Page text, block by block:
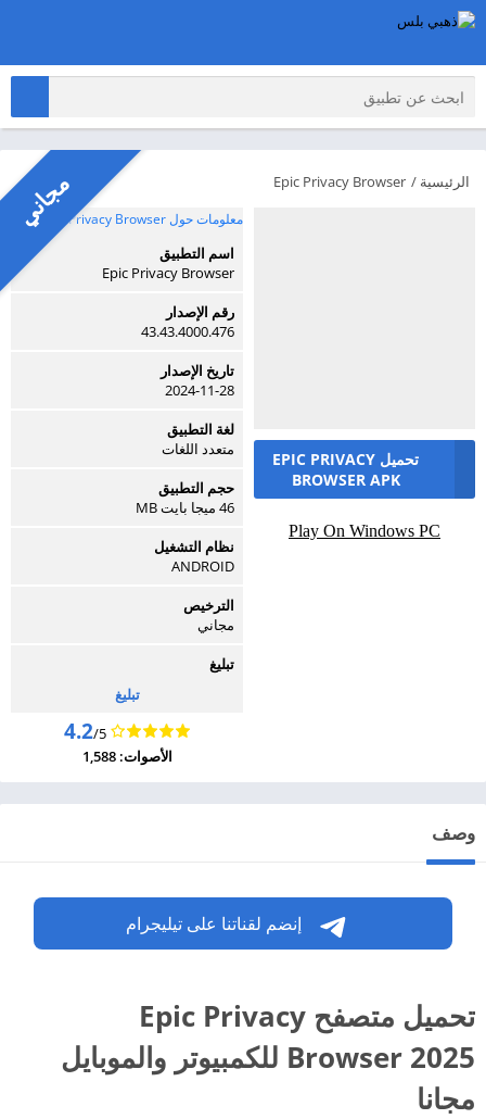
الرئيسية /
Epic Privacy Browser
تحميل EPIC PRIVACY
BROWSER APK
Play On Windows PC
معلومات حول Epic Privacy Browser
اسم التطبيق
Epic Privacy Browser
رقم الإصدار
43.43.4000.476
تاريخ الإصدار
2024-11-28
لغة التطبيق
متعدد اللغات
حجم التطبيق
46 ميجا بايت MB
نظام التشغيل
ANDROID
الترخيص
مجاني
تبليغ
تبليغ
4.2/5
الأصوات: 1,588
مجاني
وصف
إنضم لقناتنا على تيليجرام
تحميل متصفح Epic Privacy
Browser 2025 للكمبيوتر والموبايل
مجانا